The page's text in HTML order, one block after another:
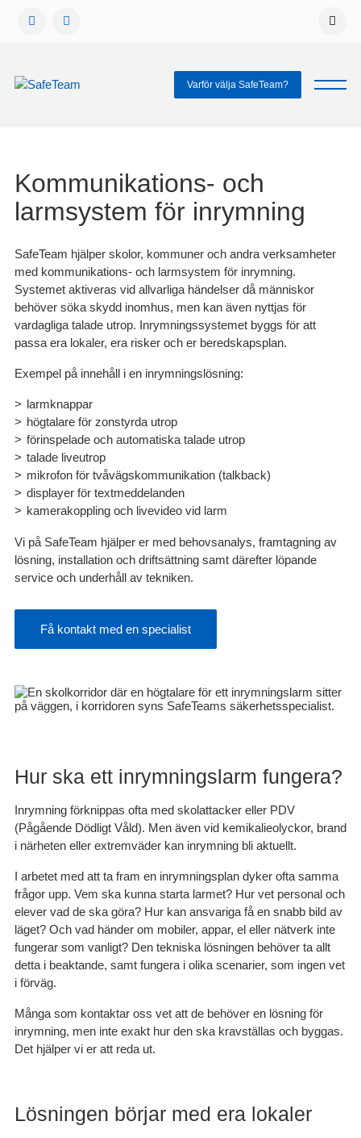
vidare
Varför välja SafeTeam?
Kommunikations- och
larmsystem för inrymning
SafeTeam hjälper skolor, kommuner och andra verksamheter
med kommunikations- och larmsystem för inrymning.
Systemet aktiveras vid allvarliga händelser då människor
behöver söka skydd inomhus, men kan även nyttjas för
vardagliga talade utrop. Inrymningssystemet byggs för att
passa era lokaler, era risker och er beredskapsplan.
Exempel på innehåll i en inrymningslösning:
larmknappar
högtalare för zonstyrda utrop
förinspelade och automatiska talade utrop
talade liveutrop
mikrofon för tvåvägskommunikation (talkback)
displayer för textmeddelanden
kamerakoppling och livevideo vid larm
Vi på SafeTeam hjälper er med behovsanalys, framtagning av
lösning, installation och driftsättning samt därefter löpande
service och underhåll av tekniken.
Få kontakt med en specialist
Hur ska ett inrymningslarm fungera?
Inrymning förknippas ofta med skolattacker eller PDV
(Pågående Dödligt Våld). Men även vid kemikalieolyckor, brand
i närheten eller extremväder kan inrymning bli aktuellt.
I arbetet med att ta fram en inrymningsplan dyker ofta samma
frågor upp. Vem ska kunna starta larmet? Hur vet personal och
elever vad de ska göra? Hur kan ansvariga få en snabb bild av
läget? Och vad händer om mobiler, appar, el eller nätverk inte
fungerar som vanligt? Den tekniska lösningen behöver ta allt
detta i beaktande, samt fungera i olika scenarier, som ingen vet
i förväg.
Många som kontaktar oss vet att de behöver en lösning för
inrymning, men inte exakt hur den ska kravställas och byggas.
Det hjälper vi er att reda ut.
Lösningen börjar med era lokaler